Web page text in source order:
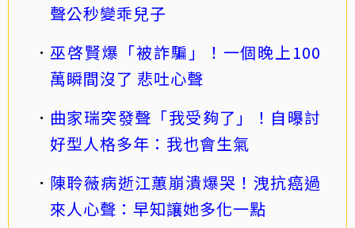
聲公秒變乖兒子
巫啓賢爆「被詐騙」！一個晚上100
萬瞬間沒了 悲吐心聲
曲家瑞突發聲「我受夠了」！自曝討
好型人格多年：我也會生氣
陳聆薇病逝江蕙崩潰爆哭！洩抗癌過
來人心聲：早知讓她多化一點